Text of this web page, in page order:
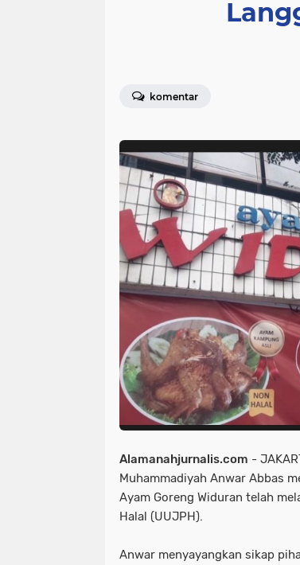
komentar
Alamanahjurnalis.com -
Muhammadiyah Anwar Abbas
Ayam Goreng Widuran telah
Halal (UUJPH).
Anwar menyayangkan sikap